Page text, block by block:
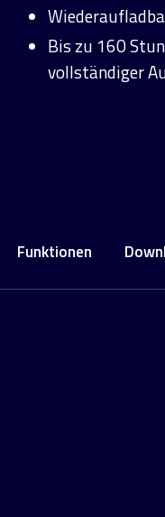
Bis zu 160
vollständiger
Funktionen